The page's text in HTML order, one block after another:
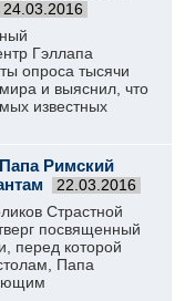
24.03.2016
Гэллапа
опроса тысячи
и выяснил, что
известных
Римский
22.03.2016
Страстной
посвященный
перед которой
Папа